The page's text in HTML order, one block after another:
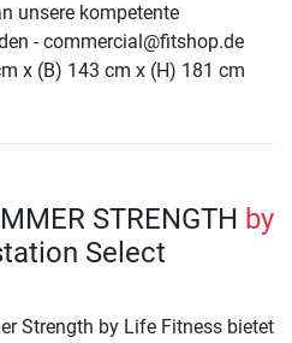
unsere kompetente
- commercial@fitshop.de
x (B) 143 cm x (H) 181 cm
STRENGTH by
Select
Strength by Life Fitness bietet